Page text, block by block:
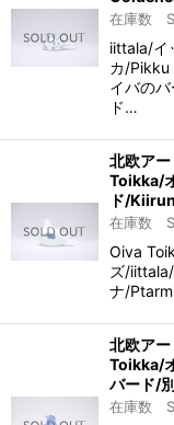
在庫数
iittala/イ
カ/Pikku
イバの
ド…
北欧ア
Toikka/
ド/
在庫数
Oiva
ズ/
ナ/
北欧ア
Toikka/
バード/
在庫数